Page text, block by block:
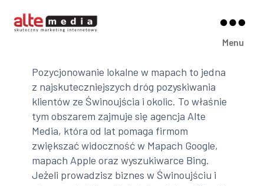
Media
Menu
Pozycjonowanie lokalne w mapach to jedna
z najskuteczniejszych dróg pozyskiwania
klientów ze Świnoujścia i okolic. To właśnie
tym obszarem zajmuje się agencja Alte
Media, która od lat pomaga firmom
zwiększać widoczność w Mapach Google,
mapach Apple oraz wyszukiwarce Bing.
Jeżeli prowadzisz biznes w Świnoujściu i